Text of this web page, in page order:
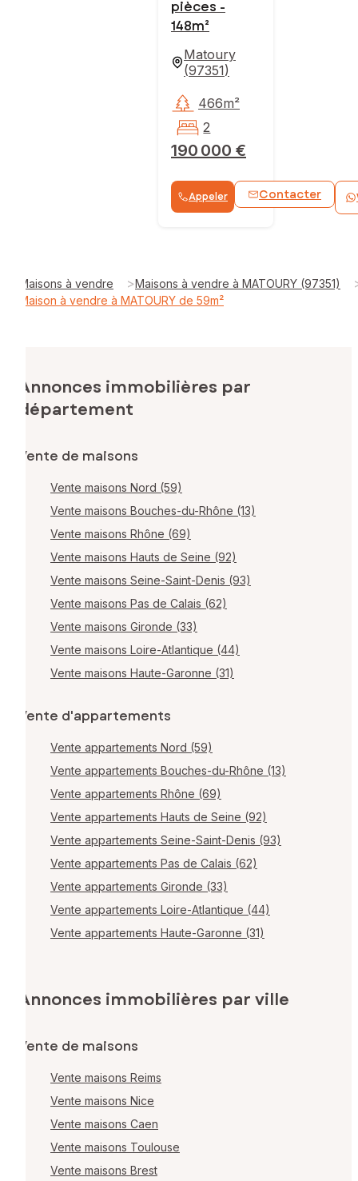
pièces -
148m²
Matoury
(97351)
190 000 €
466m²
2
Appeler Contacter
Maisons à vendre >Maisons à vendre à MATOURY (97351)
Maison à vendre à MATOURY de 59m²
Annonces immobilières par
département
Vente de maisons
Vente maisons Nord (59)
Vente maisons Bouches-du-Rhône (13)
Vente maisons Rhône (69)
Vente maisons Hauts de Seine (92)
Vente maisons Seine-Saint-Denis (93)
Vente maisons Pas de Calais (62)
Vente maisons Gironde (33)
Vente maisons Loire-Atlantique (44)
Vente maisons Haute-Garonne (31)
Vente d'appartements
Vente appartements Nord (59)
Vente appartements Bouches-du-Rhône (13)
Vente appartements Rhône (69)
Vente appartements Hauts de Seine (92)
Vente appartements Seine-Saint-Denis (93)
Vente appartements Pas de Calais (62)
Vente appartements Gironde (33)
Vente appartements Loire-Atlantique (44)
Vente appartements Haute-Garonne (31)
Annonces immobilières par ville
Vente de maisons
Vente maisons Reims
Vente maisons Nice
Vente maisons Caen
Vente maisons Toulouse
Vente maisons Brest